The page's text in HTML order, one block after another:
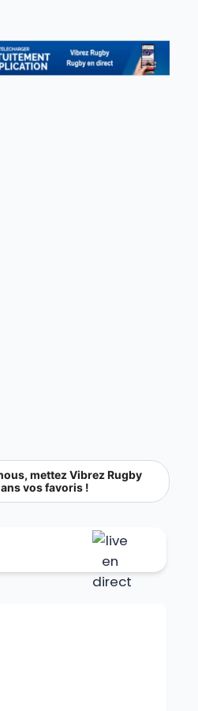
mettez Vibrez Rugby
vos favoris !